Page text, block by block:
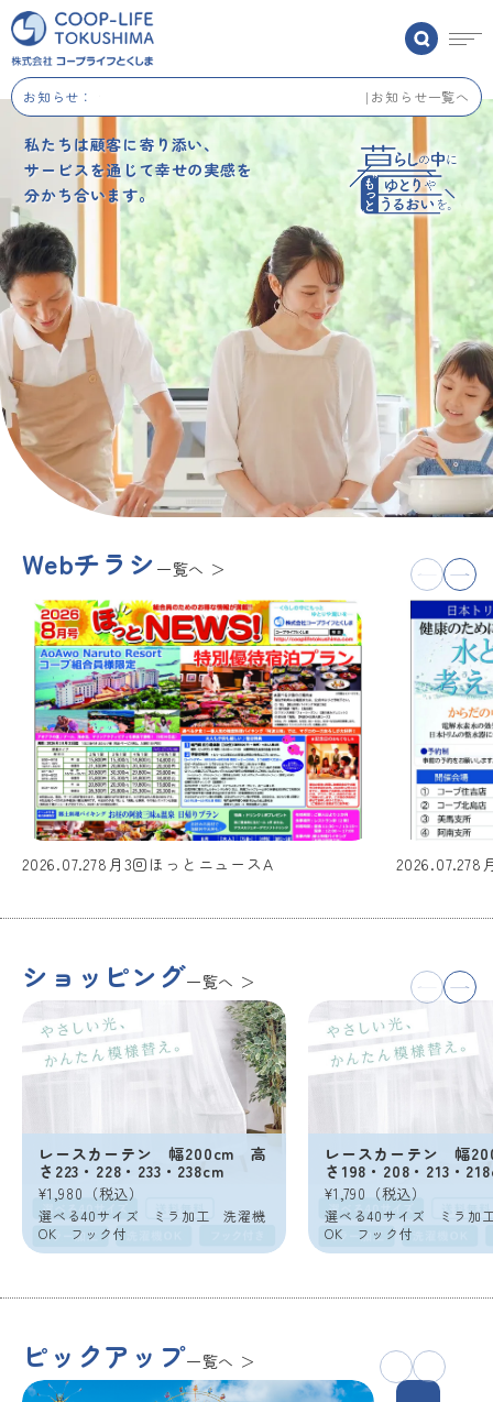
お知らせ： 夏季休業のお知らせ
お知らせ一覧へ
私たちは顧客に寄り添い、
サービスを通じて幸せの実感を
分かち合います。
Webチラシ 一覧へ
2026.07.278月3回ほっとニュースA 2026.07.278
ショッピング一覧へ
レースカーテン 幅200cm 高
さ223・228・233・238cm
¥1,980（税込）
選べる40サイズ ミラ加工 洗濯機
OK フック付
レースカーテン 幅
さ198・208・213・
¥1,790（税込）
選べる40サイズ ミラ加
OK フック付
ピックアップ一覧へ